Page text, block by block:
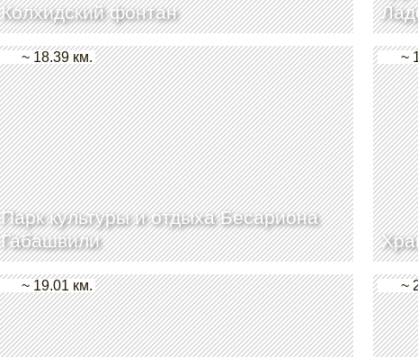
Колхидский фонтан
Парк культуры и отдыха Бесариона
Габашвили
~ 18.39 км. ~
~ 19.01 км. ~